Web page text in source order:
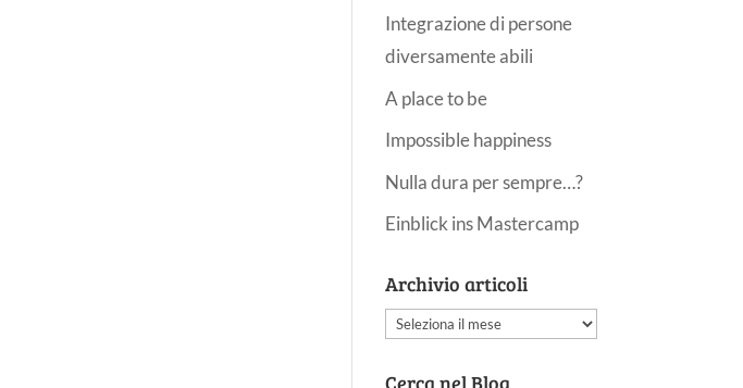
Integrazione di persone
diversamente abili
A place to be
Impossible happiness
Nulla dura per sempre…?
Einblick ins Mastercamp
Archivio articoli
Archivio
Cerca nel Blog